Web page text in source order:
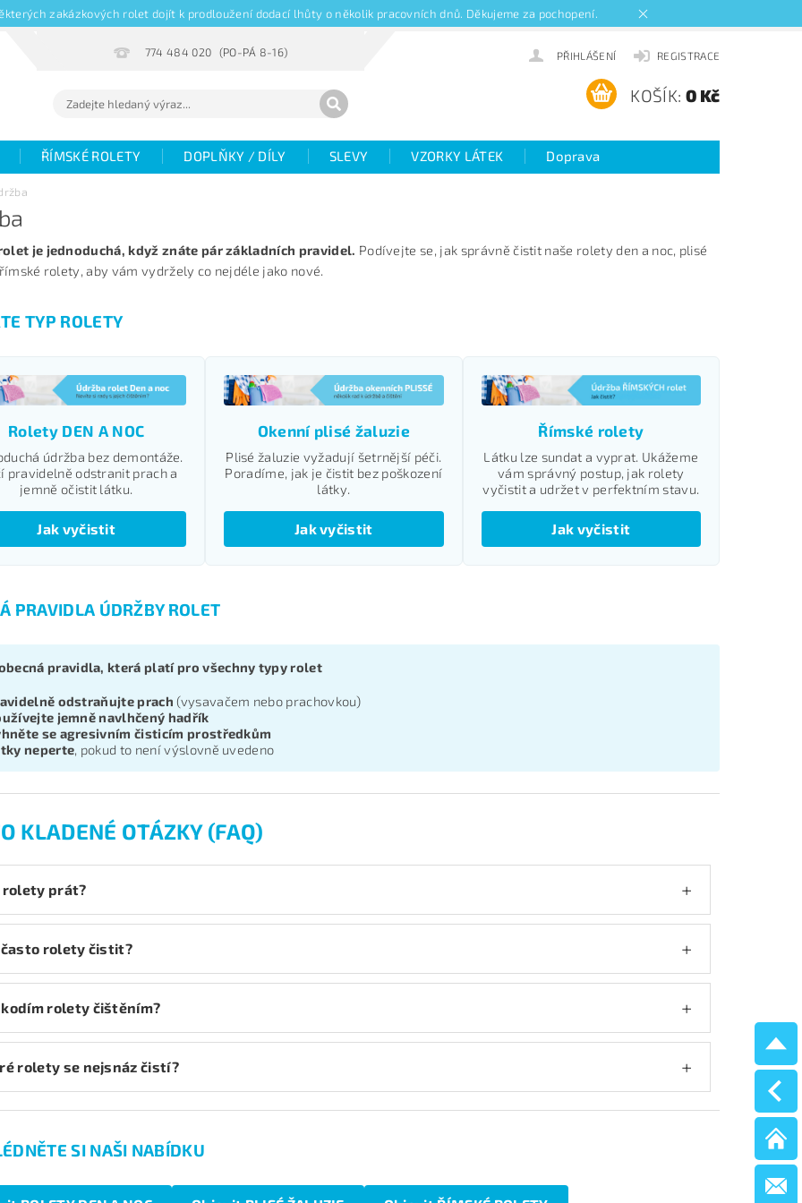
zakázkových rolet dojít k prodloužení dodací lhůty o několik pracovních dnů. Děkujeme za pochopení.
774 484 020 PŘIHLÁŠENÍ REGISTRACE
KOŠÍK: 0 Kč
ŘÍMSKÉ ROLETY DOPLŇKY / DÍLY SLEVY VZORKY LÁTEK Doprava
Hodnocení
je jednoduchá, když znáte pár základních pravidel. Podívejte se, jak správně čistit naše rolety den a noc, plisé
rolety, aby vám vydržely co nejdéle jako nové.
TYP ROLETY
Rolety DEN A NOC
údržba bez demontáže.
pravidelně odstranit prach a
jemně očistit látku.
Jak vyčistit
Okenní plisé žaluzie
Plisé žaluzie vyžadují šetrnější péči.
Poradíme, jak je čistit bez poškození
látky.
Jak vyčistit
Římské rolety
Látku lze sundat a vyprat. Ukážeme
vám správný postup, jak rolety
vyčistit a udržet v perfektním stavu.
Jak vyčistit
PRAVIDLA ÚDRŽBY ROLET
pravidla, která platí pro všechny typy rolet
odstraňujte prach (vysavačem nebo prachovkou)
jemně navlhčený hadřík
se agresivním čisticím prostředkům
neperte, pokud to není výslovně uvedeno
KLADENÉ OTÁZKY (FAQ)
rolety prát?
často rolety čistit?
rolety čištěním?
rolety se nejsnáz čistí?
SI NAŠI NABÍDKU